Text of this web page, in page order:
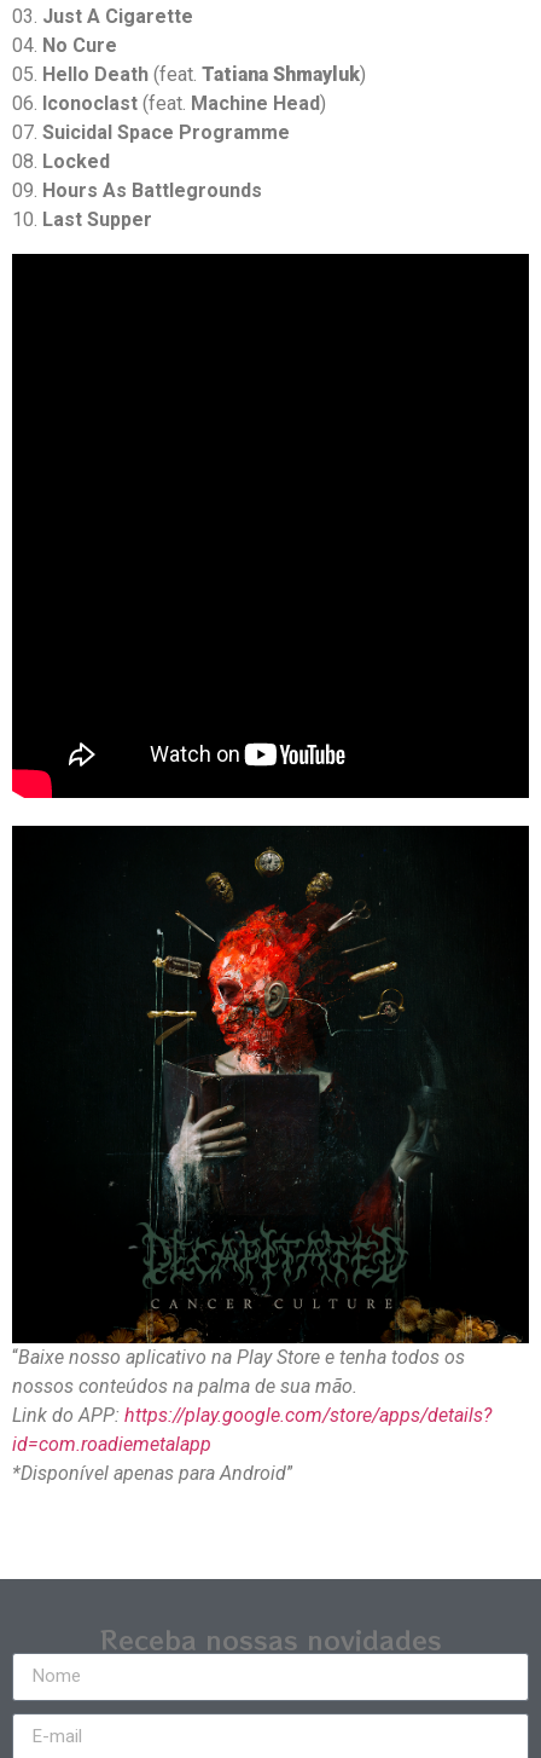
03. Just A Cigarette
04. No Cure
05. Hello Death (feat. Tatiana Shmayluk)
06. Iconoclast (feat. Machine Head)
07. Suicidal Space Programme
08. Locked
09. Hours As Battlegrounds
10. Last Supper
“Baixe nosso aplicativo na Play Store e tenha todos os
nossos conteúdos na palma de sua mão.
Link do APP: https://play.google.com/store/apps/details?
id=com.roadiemetalapp
*Disponível apenas para Android”
Receba nossas novidades